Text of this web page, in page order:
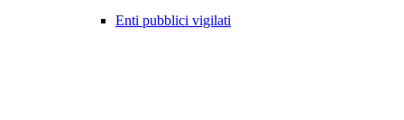
Enti pubblici vigilati